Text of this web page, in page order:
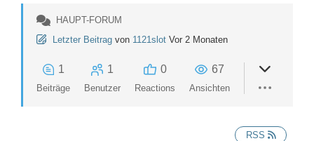
HAUPT-FORUM
Letzter Beitrag von 1121slot Vor 2 Monaten
1
Beiträge
1
Benutzer
0
Reactions
67
Ansichten
RSS